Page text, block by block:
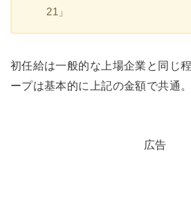
21」
初任給は一般的な上場企業と同じ
ープは基本的に上記の金額で共通。
広告